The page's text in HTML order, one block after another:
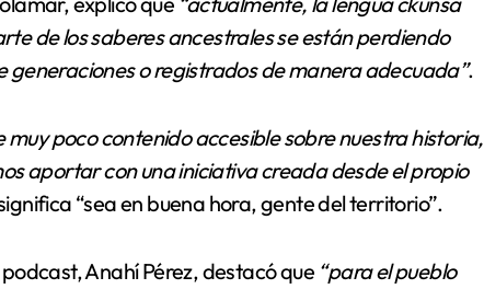
de los saberes ancestrales se están perdiendo
generaciones o registrados de manera adecuada”.
muy poco contenido accesible sobre nuestra historia,
aportar con una iniciativa creada desde el propio
“sea en buena hora, gente del territorio”.
Anahí Pérez, destacó que “para el pueblo